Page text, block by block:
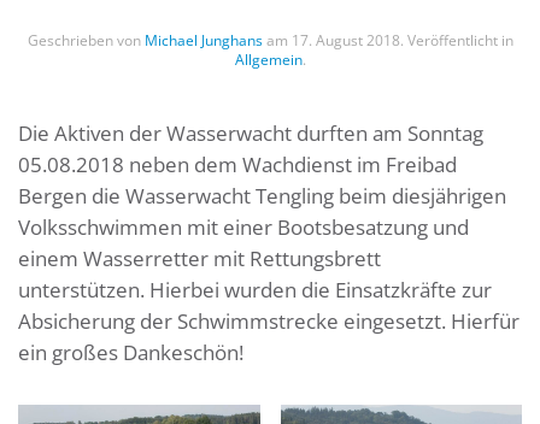
Geschrieben von Michael Junghansam 17. August 2018. Veröffentlicht in
Allgemein.
Die Aktiven der Wasserwacht durften am Sonntag
05.08.2018 neben dem Wachdienst im Freibad
Bergen die Wasserwacht Tengling beim diesjährigen
Volksschwimmen mit einer Bootsbesatzung und
einem Wasserretter mit Rettungsbrett
unterstützen. Hierbei wurden die Einsatzkräfte zur
Absicherung der Schwimmstrecke eingesetzt. Hierfür
ein großes Dankeschön!